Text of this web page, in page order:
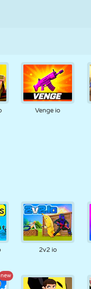
Venge io
2v2 io
new